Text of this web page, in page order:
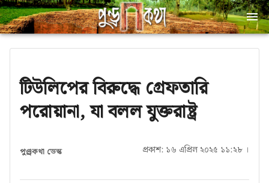
টিউলিপের বিরুদ্ধে গ্রেফতারি
পরোয়ানা, যা বলল যুক্তরাষ্ট্র
পুণ্ড্রকথা ডেস্ক প্রকাশ: ১৬ এপ্রিল ২০২৫ ১১:২৮ ।